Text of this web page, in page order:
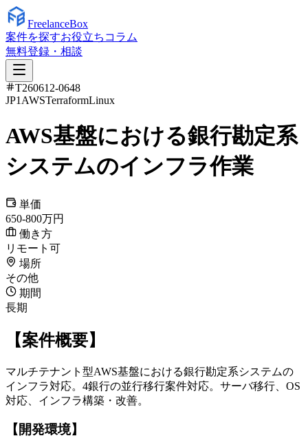
FreelanceBox
案件を探すお役立ちコラム
無料登録・相談
T260612-0648
JP1 AWSTerraformLinux
AWS基盤における銀行勘定系
システムのインフラ作業
単価
650-800万円
働き方
リモート可
場所
その他
期間
長期
【案件概要】
マルチテナント型AWS基盤における銀行勘定系システムの
インフラ対応。4銀行の並行移行案件対応。サーバ移行、OS
対応、インフラ構築・改善。
【開発環境】